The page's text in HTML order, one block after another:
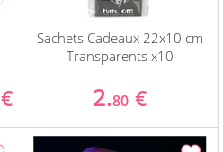
€
Sachets Cadeaux 22x10 cm
Transparents x10
2.80 €